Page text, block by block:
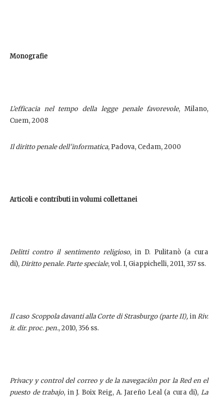
Monografie
L’efficacia nel tempo della legge penale favorevole, Milano,
Cuem, 2008
Il diritto penale dell'informatica, Padova, Cedam, 2000
Articoli e contributi in volumi collettanei
Delitti contro il sentimento religioso, in D. Pulitanò (a cura
di),Diritto penale. Parte speciale, vol. I, Giappichelli, 2011, 357 ss.
Il caso Scoppola davanti alla Corte di Strasburgo (parte II), inRiv.
it. dir. proc. pen., 2010, 356 ss.
Privacy y control del correo y de la navegaciòn por la Red en el
puesto de trabajo, in J. Boix Reig, A. Jareño Leal (a cura di),La